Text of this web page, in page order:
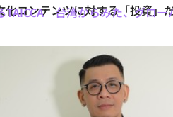
コンテンツに対する「投資」
TAICCA 台湾からみた、グロ